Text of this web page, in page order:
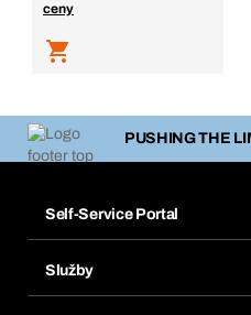
ceny
PUSHING THE
Self-Service Portal
Služby